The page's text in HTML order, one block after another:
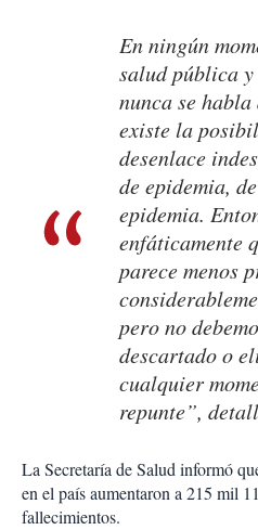
En ningún
salud pública
nunca se
existe la
desenlace
de epidemia,
epidemia.
enfáticamente
parece menos
pero no
descartado o
cualquier
repunte”,
La Secretaría de Salud informó
en el país aumentaron a 215 mil
fallecimientos.